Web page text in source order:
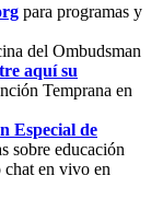
para programas y
del Ombudsman
aquí su
Temprana en
Especial de
sobre educación
en vivo en